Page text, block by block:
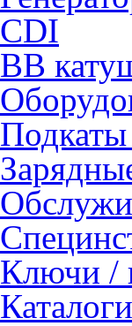
CDI
ВВ
Ключи /
Каталоги